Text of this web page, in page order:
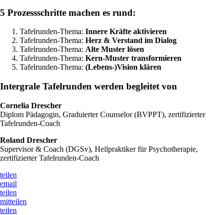
5 Prozessschritte machen es rund:
Tafelrunden-Thema: Innere Kräfte aktivieren
Tafelrunden-Thema: Herz & Verstand im Dialog
Tafelrunden-Thema: Alte Muster lösen
Tafelrunden-Thema: Kern-Muster transformieren
Tafelrunden-Thema: (Lebens-)Vision klären
Intergrale Tafelrunden werden begleitet von
Cornelia Drescher
Diplom Pädagogin, Graduierter Counselor (BVPPT), zertifizierter
Tafelrunden-Coach
Roland Drescher
Supervisor & Coach (DGSv), Heilpraktiker für Psychotherapie,
zertifizierter Tafelrunden-Coach
teilen
email
teilen
mitteilen
teilen